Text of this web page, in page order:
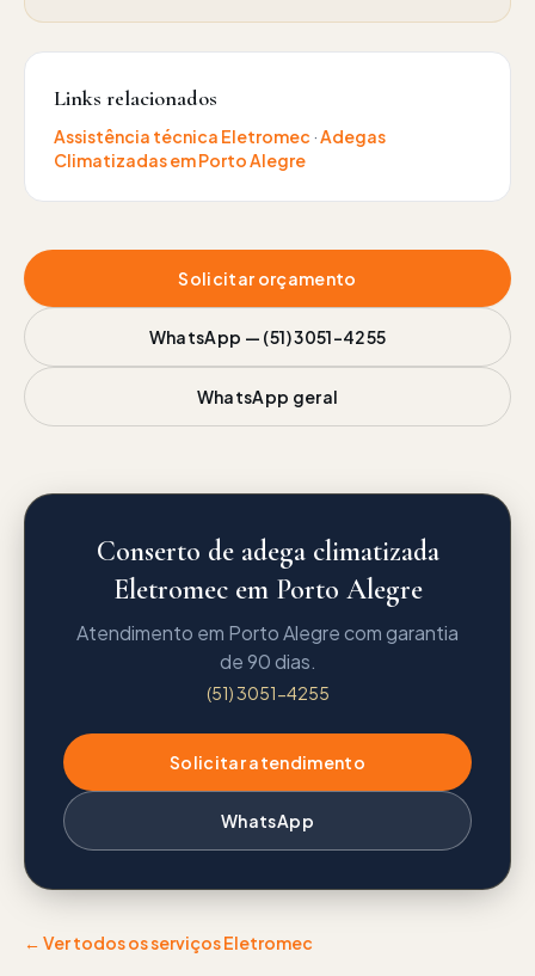
Links relacionados
Assistência técnica Eletromec ·Adegas
Climatizadasem Porto Alegre
Solicitar orçamento
WhatsApp — (51) 3051-4255
WhatsApp geral
Conserto de adega climatizada
Eletromec em Porto Alegre
Atendimento em Porto Alegre com garantia
de 90 dias.
(51) 3051-4255
Solicitar atendimento
WhatsApp
← Ver todos os serviçosEletromec